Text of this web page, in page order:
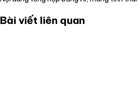
Bài viết liên quan